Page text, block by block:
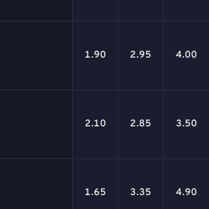
1.90 2.95 4.00
2.10 2.85 3.50
1.65 3.35 4.90